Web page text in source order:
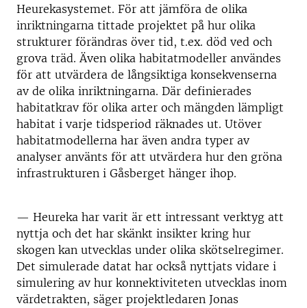
Heurekasystemet. För att jämföra de olika
inriktningarna tittade projektet på hur olika
strukturer förändras över tid, t.ex. död ved och
grova träd. Även olika habitatmodeller användes
för att utvärdera de långsiktiga konsekvenserna
av de olika inriktningarna. Där definierades
habitatkrav för olika arter och mängden lämpligt
habitat i varje tidsperiod räknades ut. Utöver
habitatmodellerna har även andra typer av
analyser använts för att utvärdera hur den gröna
infrastrukturen i Gåsberget hänger ihop.
— Heureka har varit är ett intressant verktyg att
nyttja och det har skänkt insikter kring hur
skogen kan utvecklas under olika skötselregimer.
Det simulerade datat har också nyttjats vidare i
simulering av hur konnektiviteten utvecklas inom
värdetrakten, säger projektledaren Jonas